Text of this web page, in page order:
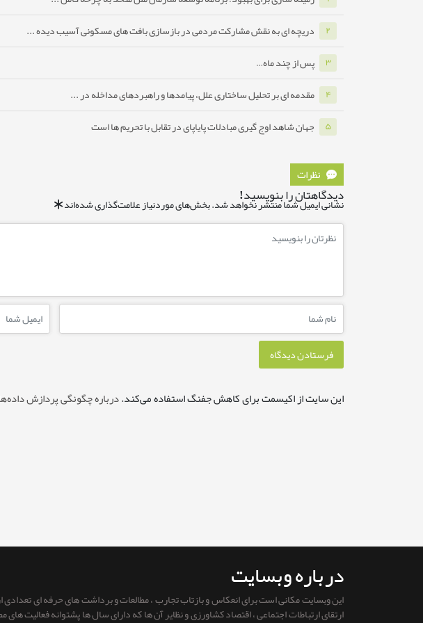
۲ دریچه ای به نقش مشارکت مردمی در بازسازی بافت های مسکونی آسیب دیده ...
۳ پس از چند ماه…
۴ مقدمه ای بر تحلیل ساختاری علل، پیامدها و راهبردهای مداخله در ...
۵ جهان شاهد اوج گیری مبادلات پایاپای در تقابل با تحریم ها است
نظرات
دیدگاهتان را بنویسید!
نشانی ایمیل شما منتشر نخواهد شد. بخش‌های موردنیاز علامت‌گذاری شده‌اند*
این سایت از اکیسمت برای کاهش جفنگ استفاده می‌کند. درباره چگونگی پردازش
درباره وبسایت
این وبسایت مکانی است برای انعکاس و بازتاب تجارب ، مطالعات و برداشت های حرفه ای
ارتقای ارتباطات اجتماعی ، اقتصاد کشاورزی و نظایر آن ها که دارای سال ها پشتوانه فعالیت